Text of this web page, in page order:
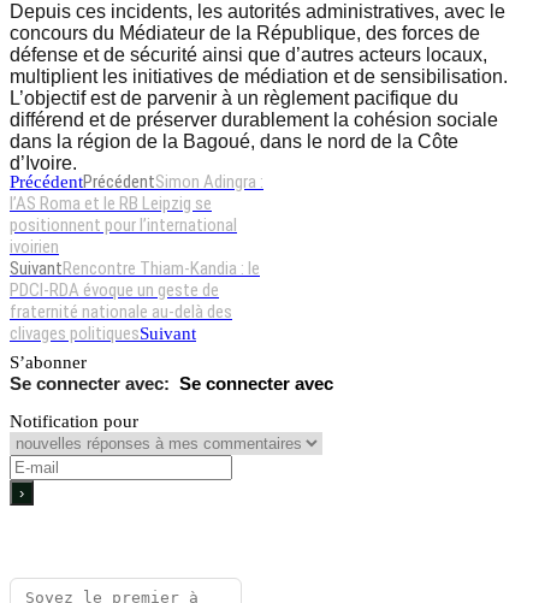
Depuis ces incidents, les autorités administratives, avec le
concours du Médiateur de la République, des forces de
défense et de sécurité ainsi que d’autres acteurs locaux,
multiplient les initiatives de médiation et de sensibilisation.
L’objectif est de parvenir à un règlement pacifique du
différend et de préserver durablement la cohésion sociale
dans la région de la Bagoué, dans le nord de la Côte
d’Ivoire.
PrécédentPrécédentSimon Adingra :
l’AS Roma et le RB Leipzig se
positionnent pour l’international
ivoirien
SuivantRencontre Thiam-Kandia : le
PDCI-RDA évoque un geste de
fraternité nationale au-delà des
clivages politiquesSuivant
S’abonner
Se connecter avec
Notification pour